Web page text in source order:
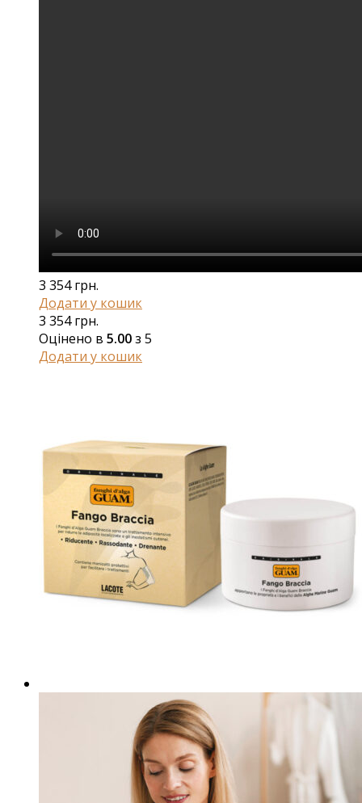
3 354грн.
Додати у кошик
3 354грн.
Оцінено в 5.00з 5
Додати у кошик